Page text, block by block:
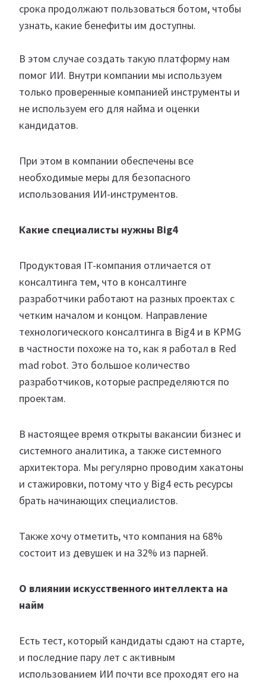
срока продолжают пользоваться ботом, чтобы
узнать, какие бенефиты им доступны.
В этом случае создать такую платформу нам
помог ИИ. Внутри компании мы используем
только проверенные компанией инструменты и
не используем его для найма и оценки
кандидатов.
При этом в компании обеспечены все
необходимые меры для безопасного
использования ИИ-инструментов.
Какие специалисты нужны Big4
Продуктовая IT-компания отличается от
консалтинга тем, что в консалтинге
разработчики работают на разных проектах с
четким началом и концом. Направление
технологического консалтинга в Big4 и в KPMG
в частности похоже на то, как я работал в Red
mad robot. Это большое количество
разработчиков, которые распределяются по
проектам.
В настоящее время открыты вакансии бизнес и
системного аналитика, а также системного
архитектора. Мы регулярно проводим хакатоны
и стажировки, потому что у Big4 есть ресурсы
брать начинающих специалистов.
Также хочу отметить, что компания на 68%
состоит из девушек и на 32% из парней.
О влиянии искусственного интеллекта на
найм
Есть тест, который кандидаты сдают на старте,
и последние пару лет с активным
использованием ИИ почти все проходят его на